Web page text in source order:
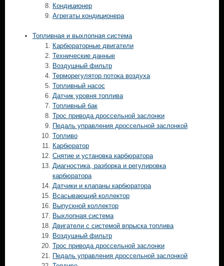
Кондиционер
Агрегаты кондиционера
Топливная и выхлопная система
Карбюраторные двигатели
Технические данные
Воздушный фильтр
Терморегулятор потока воздуха
Топливный насос
Датчик уровня топлива
Топливный бак
Трос привода дроссельной заслонки
Педаль управления дроссельной заслонкой
Топливо
Карбюратор
Снятие и установка карбюратора
Диагностика, разборка и регулировка
карбюратора
Датчики и клапаны карбюратора
Всасывающий коллектор
Выпускной коллектор
Выхлопная система
Двигатели с системой впрыска топлива
Воздушный фильтр
Трос привода дроссельной заслонки
Педаль управления дроссельной заслонкой